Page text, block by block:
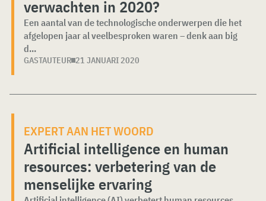
verwachten in 2020?
Een aantal van de technologische onderwerpen die het
afgelopen jaar al veelbesproken waren – denk aan big
d...
GASTAUTEUR 21 JANUARI 2020
EXPERT AAN HET WOORD
Artificial intelligence en human
resources: verbetering van de
menselijke ervaring